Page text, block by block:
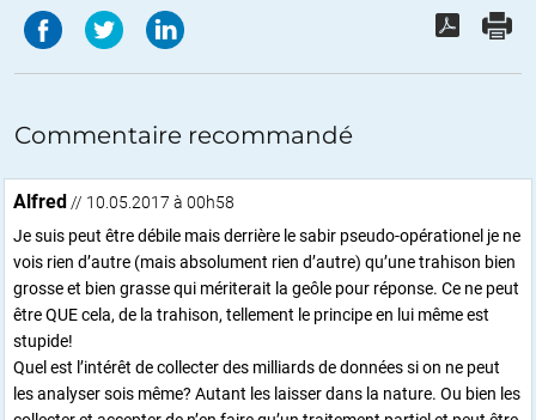
Commentaire recommandé
Alfred // 10.05.2017 à 00h58
Je suis peut être débile mais derrière le sabir pseudo-opérationel je ne
vois rien d’autre (mais absolument rien d’autre) qu’une trahison bien
grosse et bien grasse qui mériterait la geôle pour réponse. Ce ne peut
être QUE cela, de la trahison, tellement le principe en lui même est
stupide!
Quel est l’intérêt de collecter des milliards de données si on ne peut
les analyser sois même? Autant les laisser dans la nature. Ou bien les